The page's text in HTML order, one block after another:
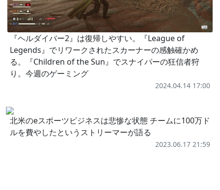
『ヘルダイバー2』は復帰しやすい。『League of
Legends』でリワークされたスカーナーの感触確かめ
る。『Children of the Sun』でスナイパーの狂信者狩
り。今週のゲーミング
2024.04.14 17:00
北米のeスポーツビジネスは悲惨な状態 チームに100万ド
ルを費やしたというストリーマーが語る
2023.06.17 21:59